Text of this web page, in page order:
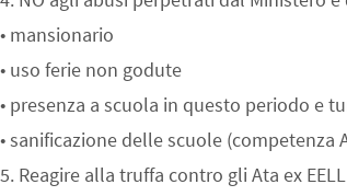
• mansionario
• uso ferie non godute
• presenza a scuola in questo periodo e
• sanificazione delle scuole (competenza
5. Reagire alla truffa contro gli Ata ex EELL